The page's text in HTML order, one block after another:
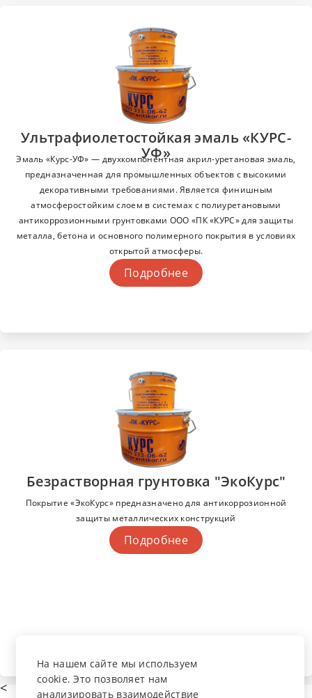
На нашем сайте мы используем
cookie. Это позволяет нам
анализировать взаимодействие
Ультрафиолетостойкая эмаль «КУРС-
УФ»
Эмаль «Курс-УФ» — двухкомпонентная акрил-уретановая эмаль,
предназначенная для промышленных объектов с высокими
декоративными требованиями. Является финишным
атмосферостойким слоем в системах с полиуретановыми
антикоррозионными грунтовками ООО «ПК «КУРС» для защиты
металла, бетона и основного полимерного покрытия в условиях
открытой атмосферы.
Подробнее
Безрастворная грунтовка "ЭкоКурс"
Покрытие «ЭкоКурс» предназначено для антикоррозионной
защиты металлических конструкций
Подробнее
<